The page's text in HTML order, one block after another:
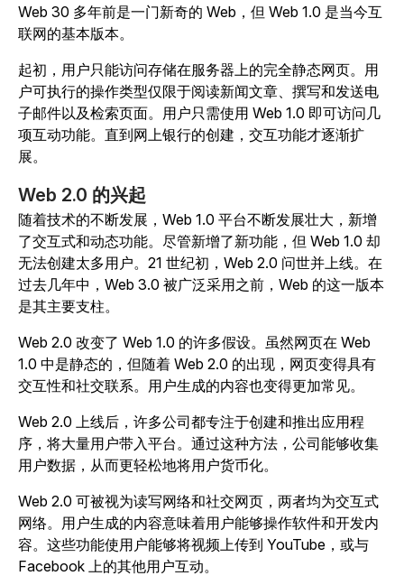
Web 30 多年前是一门新奇的 Web，但 Web 1.0 是当今互
联网的基本版本。
起初，用户只能访问存储在服务器上的完全静态网页。用
户可执行的操作类型仅限于阅读新闻文章、撰写和发送电
子邮件以及检索页面。用户只需使用 Web 1.0 即可访问几
项互动功能。直到网上银行的创建，交互功能才逐渐扩
展。
Web 2.0 的兴起
随着技术的不断发展，Web 1.0 平台不断发展壮大，新增
了交互式和动态功能。尽管新增了新功能，但 Web 1.0 却
无法创建太多用户。21 世纪初，Web 2.0 问世并上线。在
过去几年中，Web 3.0 被广泛采用之前，Web 的这一版本
是其主要支柱。
Web 2.0 改变了 Web 1.0 的许多假设。虽然网页在 Web
1.0 中是静态的，但随着 Web 2.0 的出现，网页变得具有
交互性和社交联系。用户生成的内容也变得更加常见。
Web 2.0 上线后，许多公司都专注于创建和推出应用程
序，将大量用户带入平台。通过这种方法，公司能够收集
用户数据，从而更轻松地将用户货币化。
Web 2.0 可被视为读写网络和社交网页，两者均为交互式
网络。用户生成的内容意味着用户能够操作软件和开发内
容。这些功能使用户能够将视频上传到 YouTube，或与
Facebook 上的其他用户互动。